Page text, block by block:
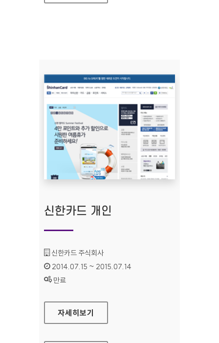
신한카드 개인
기관명 :
신한카드 주식회사
인증기간 :
2014.07.15 ~ 2015.07.14
상태 :
만료
신한카드 개인
자세히보기